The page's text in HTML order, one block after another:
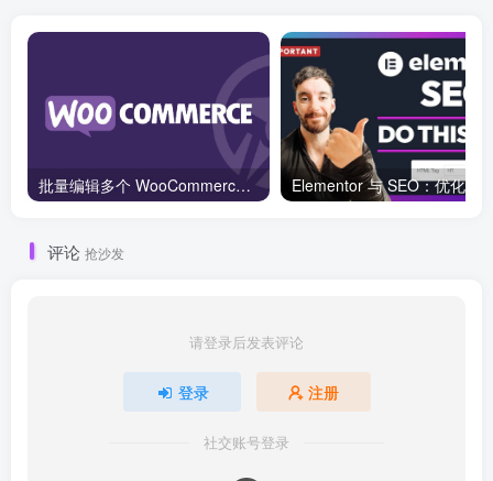
批量编辑多个 WooCommerce 产品变体价格的 2 个方法？
评论 抢沙发
请登录后发表评论
登录 注册
社交账号登录